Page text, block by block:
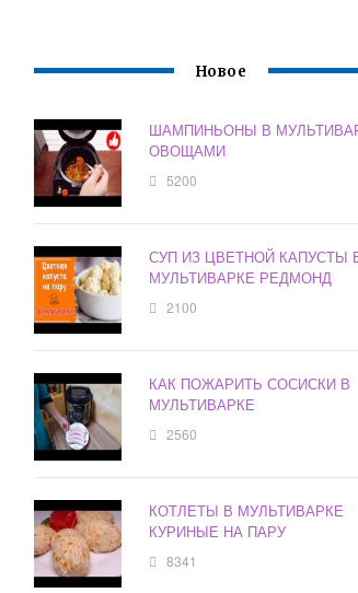
Новое
ШАМПИНЬОНЫ В
ОВОЩАМИ
5200
СУП ИЗ ЦВЕТНОЙ КАПУСТЫ
МУЛЬТИВАРКЕ РЕДМОНД
2100
КАК ПОЖАРИТЬ СОСИСКИ В
МУЛЬТИВАРКЕ
2560
КОТЛЕТЫ В МУЛЬТИВАРКЕ
КУРИНЫЕ НА ПАРУ
8341